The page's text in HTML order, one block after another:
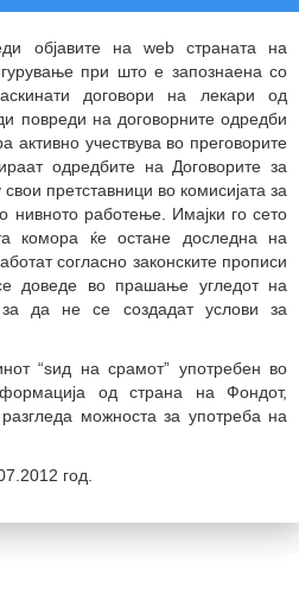
објавите на web страната на
при што е запознаена со
договори на лекари од
повреди на договорните одредби
учествува во преговорите
одредбите на Договорите за
претставници во комисијата за
нивното работење. Имајки го сето
комора ќе остане доследна на
согласно законските прописи
доведе во прашање угледот на
за да не се создадат услови за
“ѕид на срамот” употребен во
од страна на Фондот,
можноста за употреба на
год.